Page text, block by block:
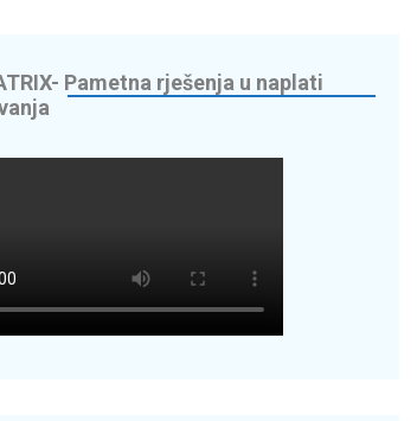
Pametna rješenja u naplati